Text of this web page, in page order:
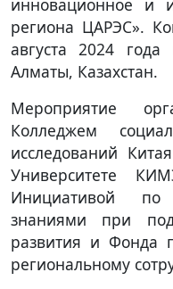
инновационное и
региона ЦАРЭС».
августа 2024
Алматы, Казахстан.
Мероприятие
Колледжем
исследований
Университете
Инициативой по
знаниями при
развития и Фонда
региональному